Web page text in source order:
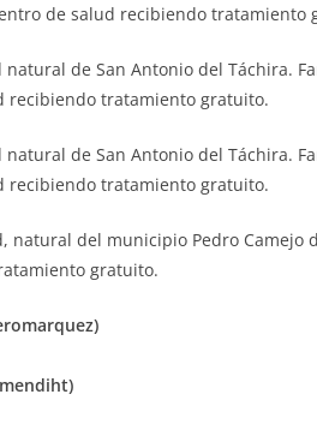
de salud recibiendo tratamiento
de San Antonio del Táchira.
recibiendo tratamiento gratuito.
de San Antonio del Táchira.
recibiendo tratamiento gratuito.
natural del municipio Pedro Camejo
gratuito.